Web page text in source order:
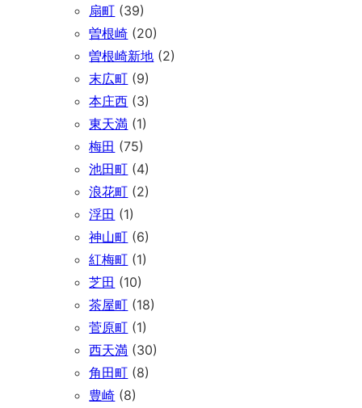
扇町 (39)
曽根崎 (20)
曽根崎新地 (2)
末広町 (9)
本庄西 (3)
東天満 (1)
梅田 (75)
池田町 (4)
浪花町 (2)
浮田 (1)
神山町 (6)
紅梅町 (1)
芝田 (10)
茶屋町 (18)
菅原町 (1)
西天満 (30)
角田町 (8)
豊崎 (8)